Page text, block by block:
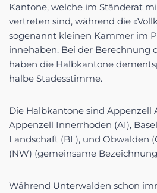
Kantone, welche im Ständerat
vertreten sind, während die
sogenannt kleinen Kammer im
innehaben. Bei der Berechnung
haben die Halbkantone
halbe Stadesstimme.
Die Halbkantone sind Appenzell
Appenzell Innerrhoden (AI),
Landschaft (BL), und Obwalden
(NW) (gemeinsame
Während Unterwalden schon